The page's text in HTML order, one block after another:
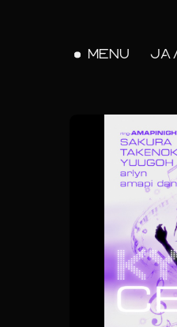
MENU JA